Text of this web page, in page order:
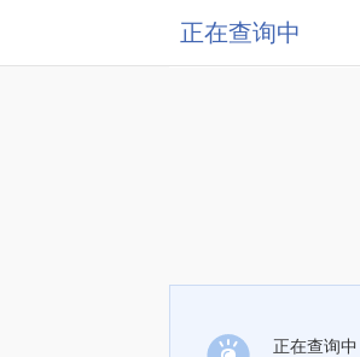
正在查询中
正在查询